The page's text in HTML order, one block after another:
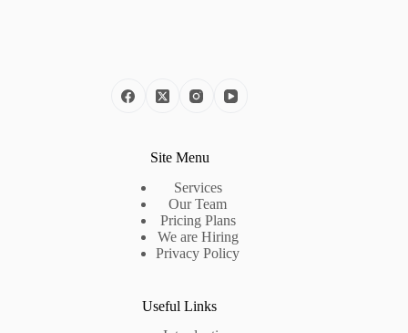
Site Menu
Services
Our Team
Pricing Plans
We are Hiring
Privacy Policy
Useful Links